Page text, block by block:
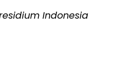
Indonesia